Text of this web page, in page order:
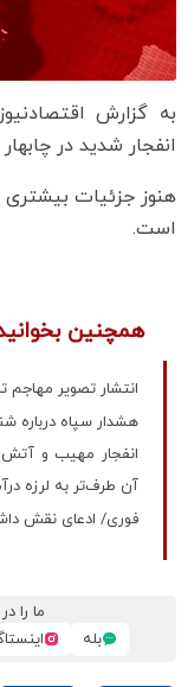
به گزارش
انفجار شدید در
هنوز جزئیات
است.
همچنین
انتشار تصویر مهاجم
هشدار سپاه درباره
انفجار مهیب و آتش
آن طرف‌تر به لرزه
فوری/ ادعای نقش
ما را
بله